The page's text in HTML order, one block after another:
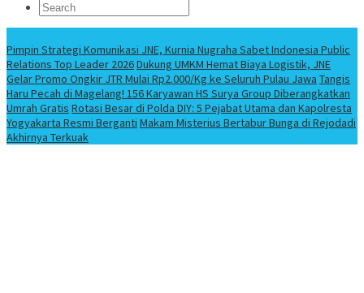
Pimpin Strategi Komunikasi JNE, Kurnia Nugraha Sabet Indonesia Public
Relations Top Leader 2026Dukung UMKM Hemat Biaya Logistik, JNE
Gelar Promo Ongkir JTR Mulai Rp2.000/Kg ke Seluruh Pulau Jawa Tangis
Haru Pecah di Magelang! 156 Karyawan HS Surya Group Diberangkatkan
Umrah Gratis Rotasi Besar di Polda DIY: 5 Pejabat Utama dan Kapolresta
Yogyakarta Resmi Berganti Makam Misterius Bertabur Bunga di Rejodadi
Akhirnya Terkuak